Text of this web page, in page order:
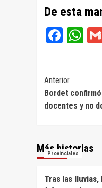
De esta
de
entradas
Anterior
Bordet
docentes y no
Más historias
Provinciales
Tras las